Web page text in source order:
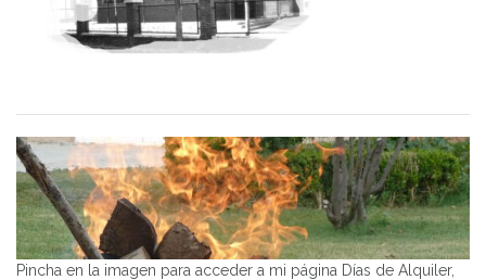
Pincha en la imagen para acceder a mi página Días de Alquiler,